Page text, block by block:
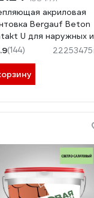
акриловая
Bergauf Beton
U для наружных и
работ, 14 кг
(144) 22253475